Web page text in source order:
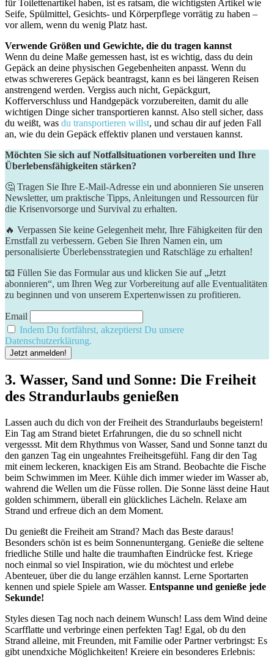
für Toilettenartikel haben, ist es ratsam, die wichtigsten Artikel wie
Seife, Spülmittel, Gesichts- und Körperpflege vorrätig zu haben –
vor allem, wenn du wenig Platz hast.
Verwende Größen und Gewichte, die du tragen kannst
Wenn du deine Maße gemessen hast, ist es wichtig, dass du dein
Gepäck an deine physischen Gegebenheiten anpasst. Wenn du
etwas schwereres Gepäck beantragst, kann es bei längeren Reisen
anstrengend werden. Vergiss auch nicht, Gepäckgurt,
Kofferverschluss und Handgepäck vorzubereiten, damit du alle
wichtigen Dinge sicher transportieren kannst. Also stell sicher, dass
du weißt, was du transportieren willst, und schau dir auf jeden Fall
an, wie du dein Gepäck effektiv planen und verstauen kannst.
Möchten Sie sich auf Notfallsituationen vorbereiten und Ihre
Überlebensfähigkeiten stärken?
🤔 Tragen Sie Ihre E-Mail-Adresse ein und abonnieren Sie unseren
Newsletter, um praktische Tipps, Anleitungen und Ressourcen für
die Krisenvorsorge und Survival zu erhalten.
🔥 Verpassen Sie keine Gelegenheit mehr, Ihre Fähigkeiten für den
Ernstfall zu verbessern. Geben Sie Ihren Namen ein, um
personalisierte Überlebensstrategien und Ratschläge zu erhalten!
📧 Füllen Sie das Formular aus und klicken Sie auf „Jetzt
abonnieren“, um Ihren Weg zur Vorbereitung auf alle Eventualitäten
zu beginnen und von unserem Expertenwissen zu profitieren.
Email
Indem Du fortfährst, akzeptierst Du unsere
Datenschutzerklärung.
3. Wasser, Sand und Sonne: Die Freiheit
des Strandurlaubs genießen
Lassen auch du dich von der Freiheit des Strandurlaubs begeistern!
Ein Tag am Strand bietet Erfahrungen, die du so schnell nicht
vergessst. Mit dem Rhythmus von Wasser, Sand und Sonne tanzt du
den ganzen Tag ein ungeahntes Freiheitsgefühl. Fang dir den Tag
mit einem leckeren, knackigen Eis am Strand. Beobachte die Fische
beim Schwimmen im Meer. Kühle dich immer wieder im Wasser ab,
wahrend die Wellen um die Füsse rollen. Die Sonne lässt deine Haut
golden schimmern, überall ein glückliches Lächeln. Relaxe am
Strand und erfreue dich an dem Moment.
Du genießt die Freiheit am Strand? Mach das Beste daraus!
Besonders schön ist es beim Sonnenuntergang. Genieße die seltene
friedliche Stille und halte die traumhaften Eindrücke fest. Kriege
noch einmal so viel Inspiration, wie du möchtest und erlebe
Abenteuer, über die du lange erzählen kannst. Lerne Sportarten
kennen und spiele Spiele am Wasser. Entspanne und genieße jede
Sekunde!
Styles diesen Tag noch nach deinem Wunsch! Lass dem Wind deine
Scarfflatte und verbringe einen perfekten Tag! Egal, ob du den
Strand alleine, mit Freunden, mit Familie oder Partner verbringst: Es
gibt unendxiche Möglichkeiten! Kreiere ein besonderes Erlebnis: